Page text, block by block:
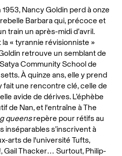
Nancy Goldin perd à onze
Barbara qui, précoce et
train un après-midi d’avril.
« tyrannie révisionniste »
retrouve un semblant de
Community School de
À quinze ans, elle y prend
fait une rencontre clé, celle de
avide de dérives.L’éphèbe
de Nan, et l'entraîne à The
queensrepère pour rétifs au
inséparables s’inscrivent à
arts de l'université Tufts,
Gail Thacker… Surtout, Philip-